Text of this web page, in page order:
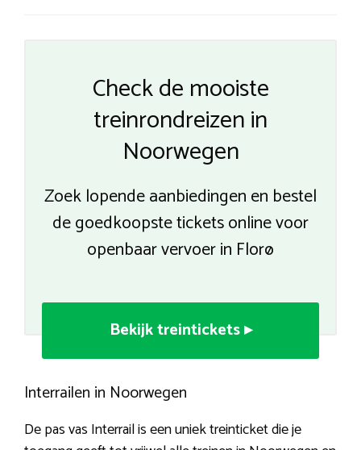
Check de mooiste
treinrondreizen in
Noorwegen
Zoek lopende aanbiedingen en bestel
de goedkoopste tickets online voor
openbaar vervoer in Florø
Bekijk treintickets ▸
Interrailen in Noorwegen
De pas vas Interrail is een uniek treinticket die je